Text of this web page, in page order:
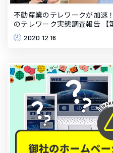
不動産業のテレワークが加速
のテレワーク実態調査報告 【
2020.12.16